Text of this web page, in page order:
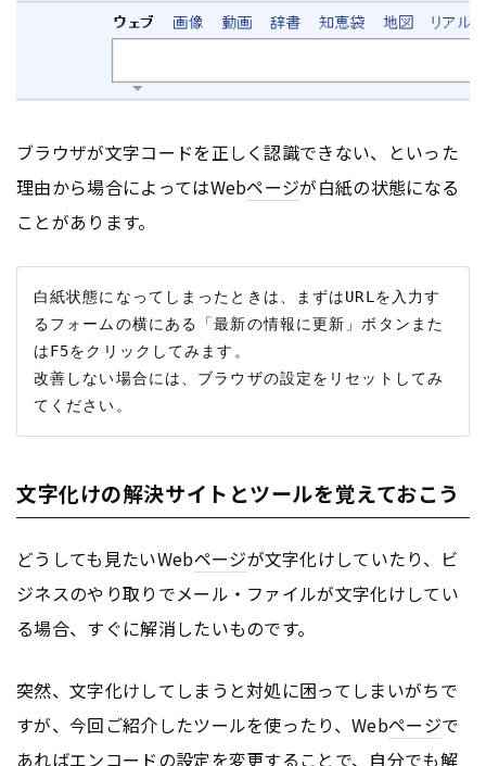
ブラウザが文字コードを正しく認識できない、といった
理由から場合によってはWebページが白紙の状態になる
ことがあります。
白紙状態になってしまったときは、まずはURLを入力す
るフォームの横にある「最新の情報に更新」ボタンまた
はF5をクリックしてみます。
改善しない場合には、ブラウザの設定をリセットしてみ
文字化けの解決サイトとツールを覚えておこう
どうしても見たいWebページが文字化けしていたり、ビ
ジネスのやり取りでメール・ファイルが文字化けしてい
る場合、すぐに解消したいものです。
突然、文字化けしてしまうと対処に困ってしまいがちで
すが、今回ご紹介したツールを使ったり、Webページで
あればエンコードの設定を変更することで、自分でも解